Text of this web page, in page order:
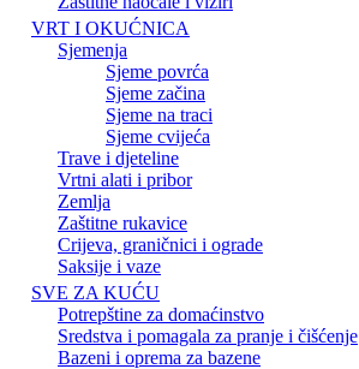
VRT I OKUĆNICA
Sjemenja
Sjeme povrća
Sjeme začina
Sjeme na traci
Sjeme cvijeća
Trave i djeteline
Vrtni alati i pribor
Zemlja
Zaštitne rukavice
Crijeva, graničnici i ograde
Saksije i vaze
SVE ZA KUĆU
Potrepštine za domaćinstvo
Sredstva i pomagala za pranje i čišćenje
Bazeni i oprema za bazene